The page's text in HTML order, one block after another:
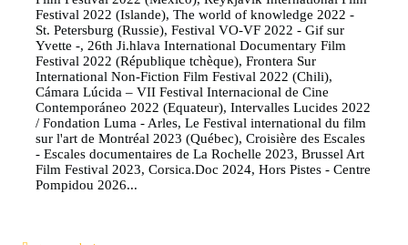
Festival 2022 (Islande), The world of knowledge 2022 -
St. Petersburg (Russie), Festival VO-VF 2022 - Gif sur
Yvette -, 26th Ji.hlava International Documentary Film
Festival 2022 (République tchèque), Frontera Sur
International Non-Fiction Film Festival 2022 (Chili),
Cámara Lúcida – VII Festival Internacional de Cine
Contemporáneo 2022 (Equateur), Intervalles Lucides 2022
/ Fondation Luma - Arles, Le Festival international du film
sur l'art de Montréal 2023 (Québec), Croisière des Escales
- Escales documentaires de La Rochelle 2023, Brussel Art
Film Festival 2023, Corsica.Doc 2024, Hors Pistes - Centre
Pompidou 2026...